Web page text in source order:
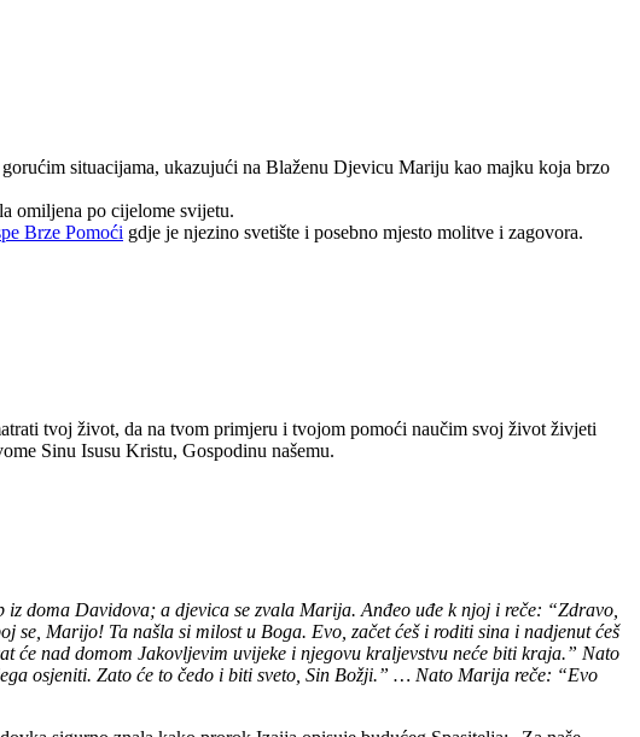
situacijama, ukazujući na Blaženu Djevicu Mariju kao majku koja brzo
omiljena po cijelome svijetu.
Brze Pomoći gdje je njezino svetište i posebno mjesto molitve i zagovora.
tvoj život, da na tvom primjeru i tvojom pomoći naučim svoj život živjeti
Sinu Isusu Kristu, Gospodinu našemu.
doma Davidova; a djevica se zvala Marija. Anđeo uđe k njoj i reče: “Zdravo,
Marijo! Ta našla si milost u Boga. Evo, začet ćeš i roditi sina i nadjenut ćeš
će nad domom Jakovljevim uvijeke i njegovu kraljevstvu neće biti kraja.” Nato
osjeniti. Zato će to čedo i biti sveto, Sin Božji.” … Nato Marija reče: “Evo